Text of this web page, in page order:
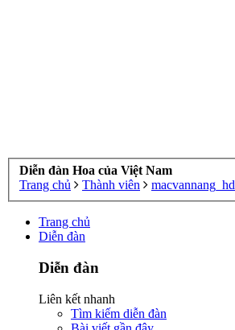
Diễn đàn Hoa của Việt Nam
Trang chủ
Thành viên macvannang_hd
Trang chủ
Diễn đàn
Diễn đàn
Liên kết nhanh
Tìm kiếm diễn đàn